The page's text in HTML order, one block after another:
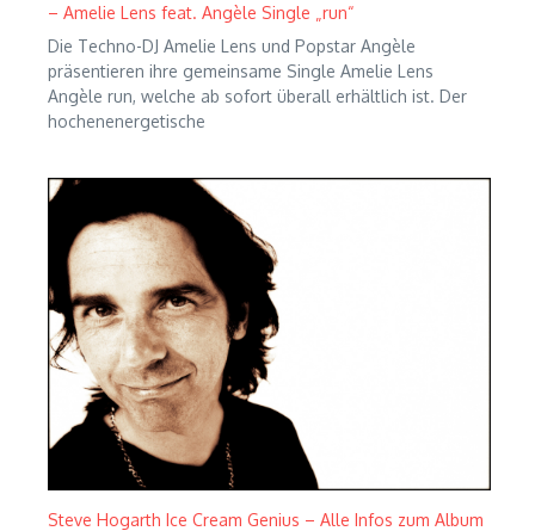
– Amelie Lens feat. Angèle Single „run“
Die Techno-DJ Amelie Lens und Popstar Angèle
präsentieren ihre gemeinsame Single Amelie Lens
Angèle run, welche ab sofort überall erhältlich ist. Der
hochenenergetische
Steve Hogarth Ice Cream Genius – Alle Infos zum Album